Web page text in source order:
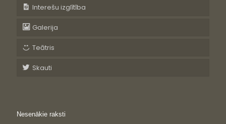
Interešu izglītība
Galerija
Teātris
Skauti
Nesenākie raksti